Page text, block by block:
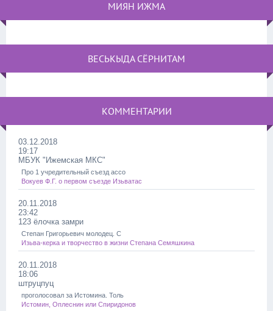
МИЯН ИЖМА
ВЕСЬКЫДА СЁРНИТАМ
КОММЕНТАРИИ
03.12.2018
19:17
МБУК "Ижемская МКС"
Про 1 учредительный съезд ассо
Вокуев Ф.Г. о первом съезде Изьватас
20.11.2018
23:42
123 ёлочка замри
Степан Григорьевич молодец. С
Изьва-керка и творчество в жизни Степана Семяшкина
20.11.2018
18:06
штруцпуц
проголосовал за Истомина. Толь
Истомин, Оплеснин или Спиридонов